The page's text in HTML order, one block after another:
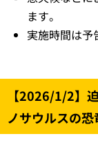
ます。
実施時間は予
【2026/1/2】
ノサウルスの恐